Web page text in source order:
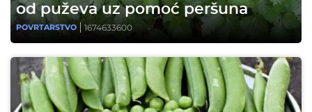
od puževa uz pomoć peršuna
POVRTARSTVO 1674633600